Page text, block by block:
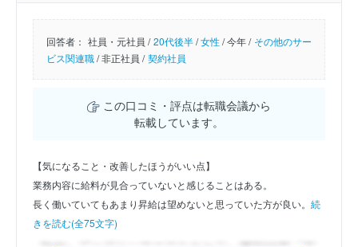
回答者： 社員・元社員 / 20代後半/女性/今年 / その他のサー
ビス関連職/非正社員 / 契約社員
この口コミ・評点は転職会議から
転載しています。
【気になること・改善したほうがいい点】
業務内容に給料が見合っていないと感じることはある。
長く働いていてもあまり昇給は望めないと思っていた方が良い。 続
きを読む(全75文字)